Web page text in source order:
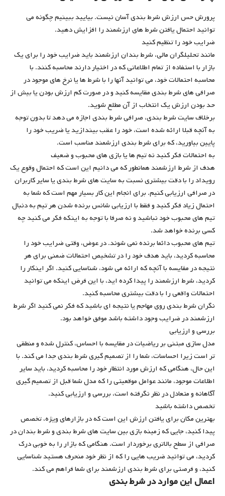
پرورش حس ارزش شرط بندی آسان نیست. بیایید ببینیم چگونه می
توانید احتمال یافتن شرط های ارزشمند را افزایش دهید.
ضرایب خود را تنظیم کنید
مانند تحلیلگران مالی، شرط بندان ارزشمند باید ضرایب خود را برای یک
بازار با استفاده از تمام اطلاعاتی که در اختیار دارند محاسبه کنند. با
محاسبه احتمالات خود، می توانید آنها را با شرط ها یا نرخ های موجود در
صرافی های شرط بندی مقایسه کنید و در صورت کم ارزش بودن یا بیش از
حد بودن ارزش یک انتخاب از آن مطلع شوید.
برخلاف سایت شرط بندی، صرافی شرط بندی اجازه می دهد تا بدون توجه
به آنچه قبلا ارائه شده است، خود را عقب بیندازید یا ضریب خود را
پایین بیاورید، که برای شرط بندی ارزشمند مناسب است.
به احتمالات فکر کنید نه تیم ها یا بازی های محبوب و ضعیف
هدف از شرط ارزشمند همانطور که می دانیم این است که احتمال وقوع یک
رویداد را با دقت بیشتری نسبت به سایت های شرط بندی یا سایر کاربران
در صرافی ارزیابی کنیم. برای انجام این کار بسیار مهم است که شما به
احتمال زیاد فکر کنید و فقط با ارزیابی شانس برنده شدن هر تیم به دنبال
تیم های محبوب خود نباشید و نه صرفا با توجه به اینکه فکر می کنید چه
کسی برنده خواهد شد.
تیم های محبوب دائما برنده نمی شوند. در عوض، وقتی ضرایب خود را
محاسبه کردید، باید هدف خود را در تشخیص احتمالات ضمنی برای هر
نتیجه در مقایسه با آنچه که ارائه می شود، شناسایی کنید. اگر اینکار را
کردید، شرط ارزشمند را پیدا کرده اید، با این فرض اینکه می توانید
احتمالات واقعی را با دقت بیشتری محاسبه کنید.
نگران شرط بندی روی مهاجم یا نتیجه ای باشید که فکر نمی کنید اگر شرط
ارزشمند در ضرایب وجود داشته باشد موفق خواهد بود.
بررسی و ارزیابی
مدل سازی مبتنی بر ریاضیات در مقایسه با احساس، کنترل شده و منطقی
تر است زیرا احساسات، شما را از تصمیم گیری شرط بندی جدا می کند. با
این حال، هنگامی که ارزش مورد انتظار خود را محاسبه کردید، باید سایر
اطلاعات موجود، مانند عوامل موقعیتی را که مدل شما قبل از تصمیم گیری
آگاهانه و متعادل در نظر نگرفته است، بررسی و ارزیابی کنید.
تخصص داشته باشید
بهترین مکان برای یافتن ارزش این است که در بازارهای ویژه، تخصص
پیدا کنید، جایی که زمینه بازی بین سایت های شرط بندی و شرط بندان در
صرافی از سطح بالاتری برخوردار است. هنگامی که بازار را به خوبی درک
کردید، می توانید ضریب هایی را که از نظر خود منحرف هستید شناسایی
کنید، و فرصتی برای شرط بندی ارزشمند برای شما فراهم می کند.
اعمال این موارد در شرط بندی